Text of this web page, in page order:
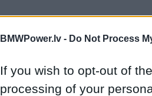
BMWPower.lv - Do Not Process
If you wish to opt-out of
processing of your